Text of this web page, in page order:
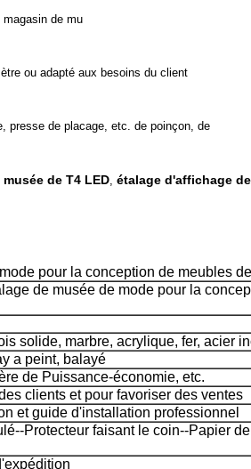
de mu
ou adapté aux besoins du client
presse de placage, etc. de poinçon, de
de T4 LED, étalage d'affichage
pour la conception de meubles
de musée de mode pour la
solide, marbre, acrylique, fer, acier
a peint, balayé
de Puissance-économie, etc.
clients et pour favoriser des ventes
et guide d'installation professionnel
Protecteur faisant le coin--Papier